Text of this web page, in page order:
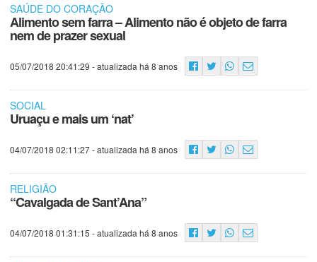
SAÚDE DO CORAÇÃO
Alimento sem farra – Alimento não é objeto de farra
nem de prazer sexual
05/07/2018 20:41:29 - atualizada há 8 anos
SOCIAL
Uruaçu e mais um ‘nat’
04/07/2018 02:11:27- atualizada há 8 anos
RELIGIÃO
“Cavalgada de Sant’Ana”
04/07/2018 01:31:15 - atualizada há 8 anos